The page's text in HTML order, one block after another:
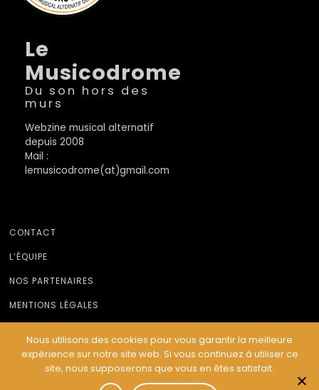
Le
Musicodrome
Du son hors des
murs
Webzine musical alternatif
depuis 2008
Mail :
lemusicodrome(at)gmail.com
CONTACT
L’ÉQUIPE
NOS PARTENAIRES
MENTIONS LÉGALES
© Le Musicodrome 2022 - Webdesign :Cereal Concept
Nous utilisons des cookies pour vous garantir la meilleure
expérience sur notre site web. Si vous continuez à utiliser ce
site, nous supposerons que vous en êtes satisfait.